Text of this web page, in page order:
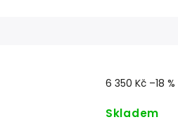
6 350 Kč –18 %
Skladem